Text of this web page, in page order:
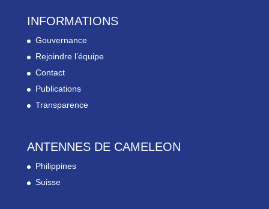
INFORMATIONS
Gouvernance
Rejoindre l’équipe
Contact
Publications
Transparence
ANTENNES DE CAMELEON
Philippines
Suisse